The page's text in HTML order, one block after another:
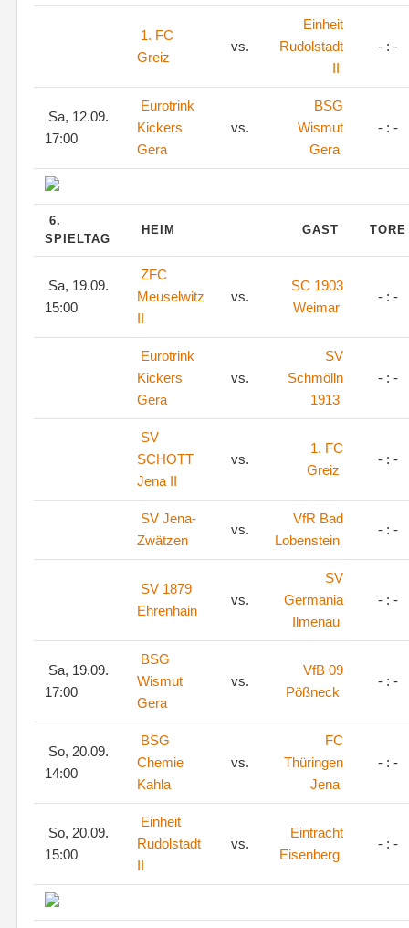
1. FC
Greiz
vs.
Einheit
Rudolstadt
II
- : -
Sa, 12.09.
17:00
Eurotrink
Kickers
Gera
vs.
BSG
Wismut
Gera
- : -
6.
SPIELTAG
HEIM GAST
Sa, 19.09.
15:00
ZFC
Meuselwitz
II
vs.
SC 1903
Weimar
- : -
Eurotrink
Kickers
Gera
vs.
SV
Schmölln
1913
- : -
SV
SCHOTT
Jena II
vs.
1. FC
Greiz
- : -
SV Jena-
Zwätzen
vs.
VfR Bad
Lobenstein
- : -
SV 1879
Ehrenhain
vs.
SV
Germania
Ilmenau
- : -
Sa, 19.09.
17:00
BSG
Wismut
Gera
vs.
VfB 09
Pößneck
- : -
So, 20.09.
14:00
BSG
Chemie
Kahla
vs.
FC
Thüringen
Jena
- : -
So, 20.09.
15:00
Einheit
Rudolstadt
II
vs.
Eintracht
Eisenberg
- : -